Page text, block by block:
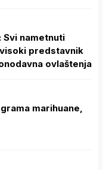
Svi nametnuti
predstavnik
ovlaštenja
marihuane,